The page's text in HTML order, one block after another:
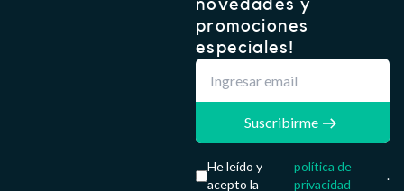
novedades y
promociones
especiales!
Suscribirme
He leído y
acepto la
política de
privacidad
.